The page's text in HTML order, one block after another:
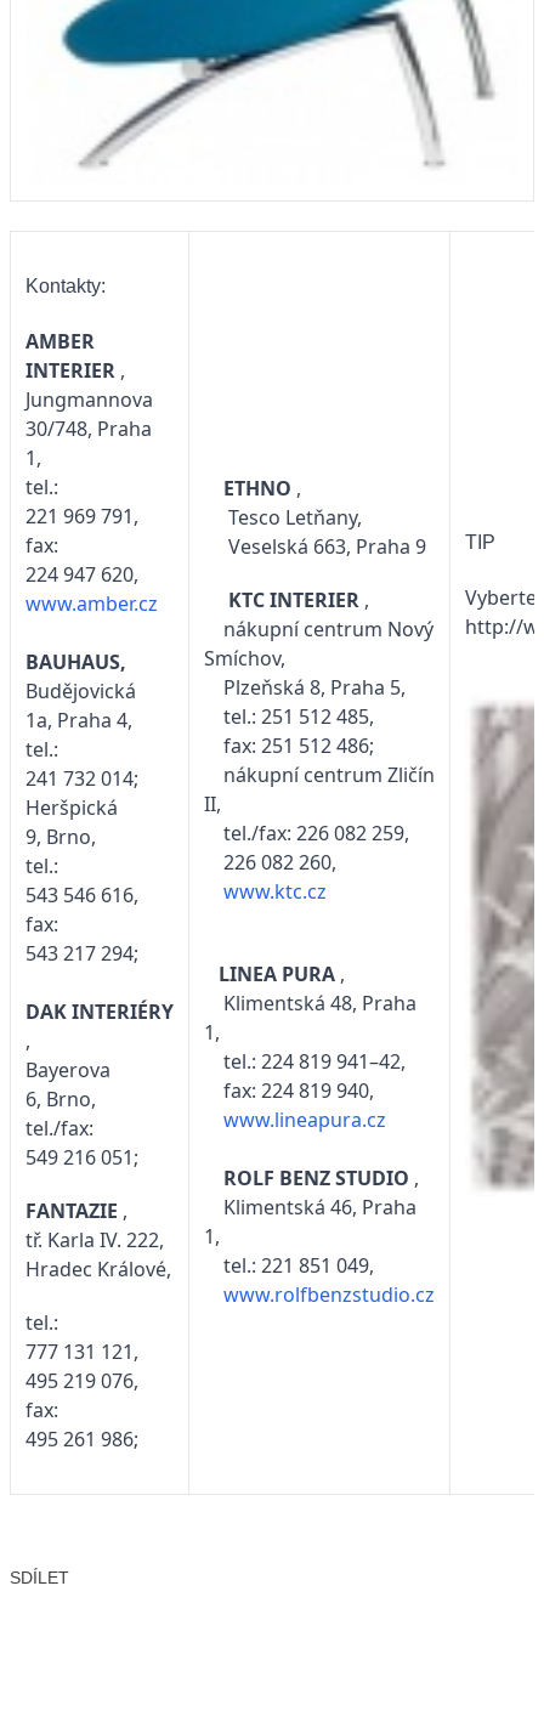
Kontakty:
AMBER
INTERIER ,
Jungmannova
30/748, Praha
1,
tel.:
221 969 791,
fax:
224 947 620,
www.amber.cz
BAUHAUS,
Budějovická
1a, Praha 4,
tel.:
241 732 014;
Heršpická
9, Brno,
tel.:
543 546 616,
fax:
543 217 294;
DAK INTERIÉRY
,
Bayerova
6, Brno,
tel./fax:
549 216 051;
FANTAZIE ,
tř. Karla IV. 222,
Hradec Králové,
tel.:
777 131 121,
495 219 076,
fax:
495 261 986;
ETHNO ,
Tesco Letňany,
Veselská 663, Praha 9
KTC INTERIER ,
nákupní centrum Nový
Smíchov,
Plzeňská 8, Praha 5,
tel.: 251 512 485,
fax: 251 512 486;
nákupní centrum Zličín
II,
tel./fax: 226 082 259,
226 082 260,
www.ktc.cz
LINEA PURA ,
Klimentská 48, Praha
1,
tel.: 224 819 941–42,
fax: 224 819 940,
www.lineapura.cz
ROLF BENZ STUDIO ,
Klimentská 46, Praha
1,
tel.: 221 851 049,
www.rolfbenzstudio.cz
TIP
Vyberte
http://
SDÍLET